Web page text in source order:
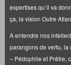
expertises qu’il va
ça, la vision Outre
A entendre nos
parangons de vertu, la
– Pédophile et Prêtre,